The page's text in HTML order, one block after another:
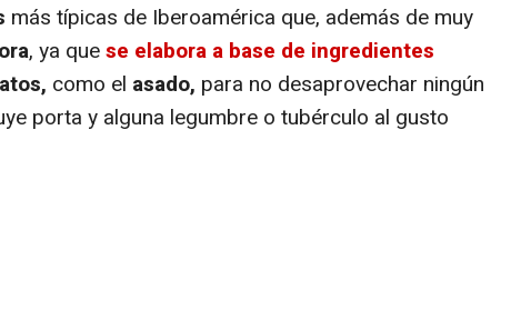
más típicas de Iberoamérica que, además de muy
, ya quese elabora a base de ingredientes
como el asado, para no desaprovechar ningún
porta y alguna legumbre o tubérculo al gusto